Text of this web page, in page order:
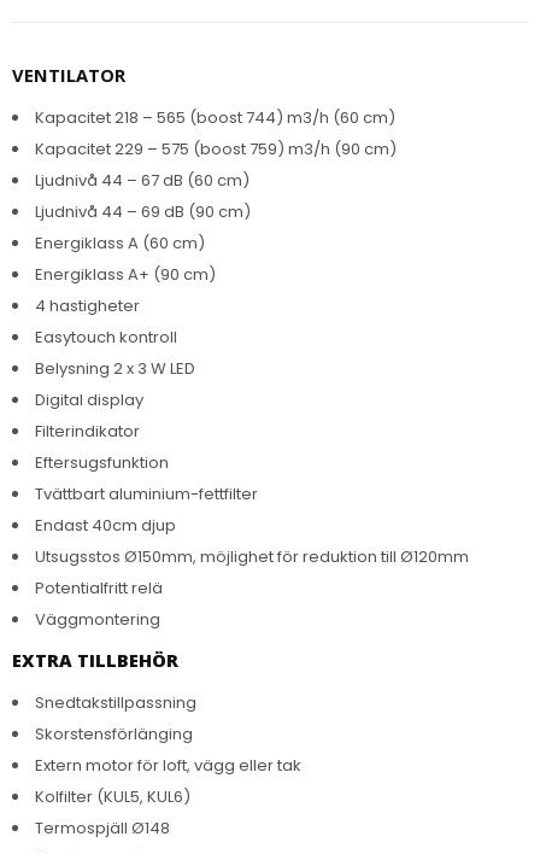
VENTILATOR
Kapacitet 218 – 565 (boost 744) m3/h (60 cm)
Kapacitet 229 – 575 (boost 759) m3/h (90 cm)
Ljudnivå 44 – 67 dB (60 cm)
Ljudnivå 44 – 69 dB (90 cm)
Energiklass A (60 cm)
Energiklass A+ (90 cm)
4 hastigheter
Easytouch kontroll
Belysning 2 x 3 W LED
Digital display
Filterindikator
Eftersugsfunktion
Tvättbart aluminium-fettfilter
Endast 40cm djup
Utsugsstos Ø150mm, möjlighet för reduktion till Ø120mm
Potentialfritt relä
Väggmontering
EXTRA TILLBEHÖR
Snedtakstillpassning
Skorstensförlänging
Extern motor för loft, vägg eller tak
Kolfilter (KUL5, KUL6)
Termospjäll Ø148